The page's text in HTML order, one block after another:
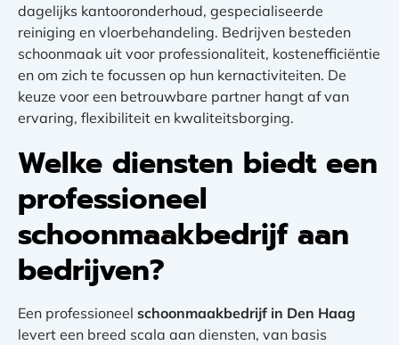
dagelijks kantooronderhoud, gespecialiseerde
reiniging en vloerbehandeling. Bedrijven besteden
schoonmaak uit voor professionaliteit, kostenefficiëntie
en om zich te focussen op hun kernactiviteiten. De
keuze voor een betrouwbare partner hangt af van
ervaring, flexibiliteit en kwaliteitsborging.
Welke diensten biedt een
professioneel
schoonmaakbedrijf aan
bedrijven?
Een professioneel schoonmaakbedrijf in Den Haag
levert een breed scala aan diensten, van basis